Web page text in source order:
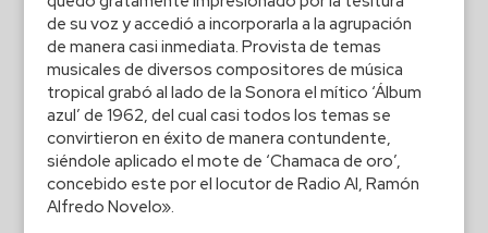
de su voz y accedió a incorporarla a la agrupación
de manera casi inmediata. Provista de temas
musicales de diversos compositores de música
tropical grabó al lado de la Sonora el mítico ‘Álbum
azul’ de 1962, del cual casi todos los temas se
convirtieron en éxito de manera contundente,
siéndole aplicado el mote de ‘Chamaca de oro’,
concebido este por el locutor de Radio AI, Ramón
Alfredo Novelo».